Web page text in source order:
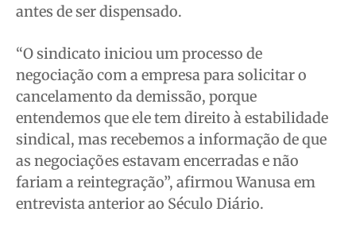
antes de ser dispensado.
“O sindicato iniciou um processo de
negociação com a empresa para solicitar o
cancelamento da demissão, porque
entendemos que ele tem direito à estabilidade
sindical, mas recebemos a informação de que
as negociações estavam encerradas e não
fariam a reintegração”, afirmou Wanusa em
entrevista anterior ao Século Diário.